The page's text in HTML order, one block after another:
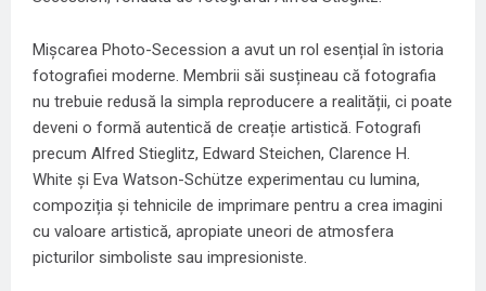
Mișcarea Photo-Secession a avut un rol esențial în istoria
fotografiei moderne. Membrii săi susțineau că fotografia
nu trebuie redusă la simpla reproducere a realității, ci poate
deveni o formă autentică de creație artistică. Fotografi
precum Alfred Stieglitz, Edward Steichen, Clarence H.
White și Eva Watson-Schütze experimentau cu lumina,
compoziția și tehnicile de imprimare pentru a crea imagini
cu valoare artistică, apropiate uneori de atmosfera
picturilor simboliste sau impresioniste.